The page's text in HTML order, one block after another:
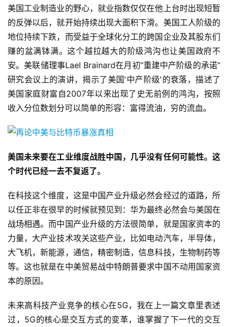
美国工业制造业的野心，就业指数仅仅在他上台时出现短暂
的反弹以后，就开始持续出现大面积下滑。美国工人阶级的
地位持续下跌，而受益于全球化分工的跨国企业及其股东们
赚的盆满钵满。这个越拉越大的阶级鸿沟也让美国政府不
安。美联储理事Lael Brainard在月初“重建中产阶级的承诺”
研究会议上的演讲，揭示了美国'中产阶级'的衰落，描述了
美国家庭财富自2007年以来出现了史无前例的鸿沟，按照
收入分位数划分可以简单的形容：富得流油，穷的流血。
美国未来要在工业维度战胜中国，几乎没有任何可能性。这
个时代已经一去不复返了。
在科技这个维度，这是中国产业升级必然会经过的道路，所
以任正非在很早的时候就预见到：华为最终必然会与美国在
战场相遇。而中国产业升级的方法很简单，就是国家资本的
力量，大产业技术攻关这些产业，比如电动汽车，半导体，
大飞机，新能源，通信，精密制造，信息科技，生物制药等
等。这也就是在中美贸易战中特朗普要求中国不动用国家资
本的原因。
未来高科技产业竞争的核心在5G，我在上一篇文章里表述
过，5G的核心是交互方式的变革，谁掌握了下一代的交互